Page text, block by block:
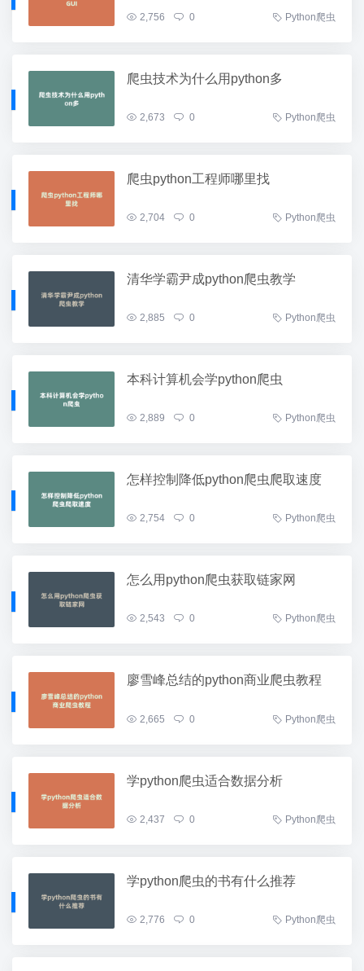
2,756 0 Python爬虫
爬虫技术为什么用python多
2,673 0 Python爬虫
爬虫python工程师哪里找
2,704 0 Python爬虫
清华学霸尹成python爬虫教学
2,885 0 Python爬虫
本科计算机会学python爬虫
2,889 0 Python爬虫
怎样控制降低python爬虫爬取速度
2,754 0 Python爬虫
怎么用python爬虫获取链家网
2,543 0 Python爬虫
廖雪峰总结的python商业爬虫教程
2,665 0 Python爬虫
学python爬虫适合数据分析
2,437 0 Python爬虫
学python爬虫的书有什么推荐
2,776 0 Python爬虫